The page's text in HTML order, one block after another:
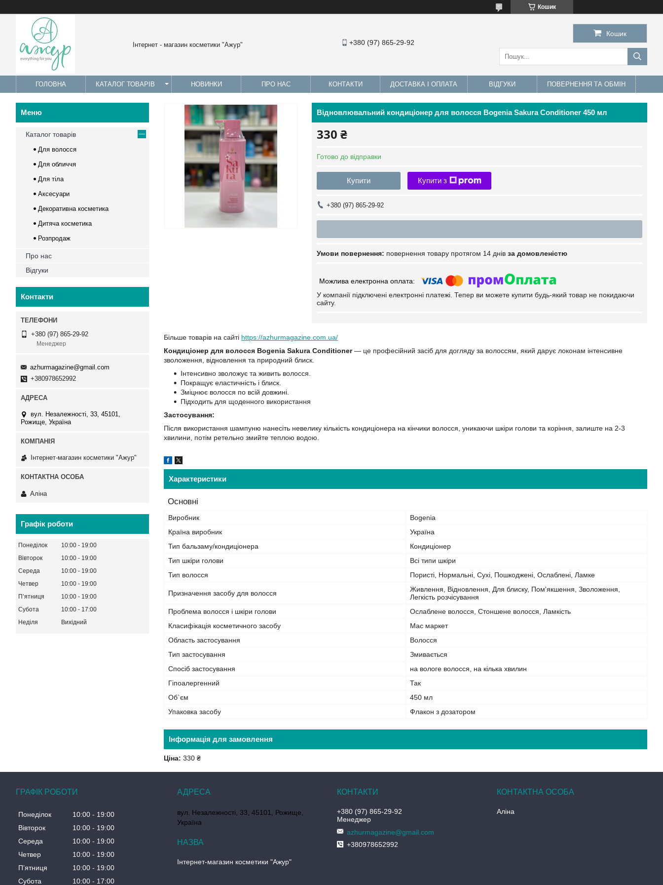
Кошик
Інтернет - магазин косметики "Ажур" +380 (97) 865-29-92
Кошик
ГОЛОВНА КАТАЛОГ ТОВАРІВ НОВИНКИ ПРО НАС КОНТАКТИ ДОСТАВКА І ОПЛАТА ВІДГУКИ ПОВЕРНЕННЯ ТА ОБМІН
Відновлювальний кондиціонер для волосся Bogenia Sakura Сonditioner 450 мл
330 ₴
Готово до відправки
Купити Купити з
+380 (97) 865-29-92
повернення товару протягом 14 днів за домовленістю
У компанії підключені електронні платежі. Тепер ви можете купити будь-який товар не покидаючи
сайту.
Більше товарів на сайті https://azhurmagazine.com.ua/
Кондиціонер для волосся Bogenia Sakura Conditioner— це професійний засіб для догляду за волоссям, який дарує локонам інтенсивне
зволоження, відновлення та природний блиск.
Інтенсивно зволожує та живить волосся.
Покращує еластичність і блиск.
Зміцнює волосся по всій довжині.
Підходить для щоденного використання
Застосування:
Після використання шампуню нанесіть невелику кількість кондиціонера на кінчики волосся, уникаючи шкіри голови та коріння, залиште на 2-3
хвилини, потім ретельно змийте теплою водою.
Характеристики
Основні
Виробник
Bogenia
Країна виробник
Україна
Тип бальзаму/кондиціонера
Кондиціонер
Тип шкіри голови
Всі типи шкіри
Тип волосся
Пористі, Нормальні, Сухі, Пошкоджені, Ослаблені, Ламке
Призначення засобу для волосся
Живлення, Відновлення, Для блиску, Пом'якшення, Зволоження,
Легкість розчісування
Проблема волосся і шкіри голови
Ослаблене волосся, Стоншене волосся, Ламкість
Класифікація косметичного засобу
Мас маркет
Область застосування
Волосся
Тип застосування
Змивається
Спосіб застосування
на вологе волосся, на кілька хвилин
Гіпоалергенний
Так
Об`єм
450 мл
Упаковка засобу
Флакон з дозатором
Інформація для замовлення
Ціна: 330 ₴
Каталог товарів
Для волосся
Для обличчя
Для тіла
Аксесуари
Декоративна косметика
Дитяча косметика
Розпродаж
Про нас
Відгуки
Контакти
+380 (97) 865-29-92
Менеджер
azhurmagazine@gmail.com
+380978652992
вул. Незалежності, 33, 45101,
Рожище, Україна
Інтернет-магазин косметики "Ажур"
Аліна
Графік роботи
Понеділок 10:00
19:00
Вівторок
10:00
19:00
Середа
10:00
19:00
Четвер
10:00
19:00
Пʼятниця
10:00
19:00
Субота
10:00
17:00
Неділя
Вихідний
ГРАФІК РОБОТИ
Понеділок 10:00
19:00
Вівторок
10:00
19:00
Середа
10:00
19:00
Четвер
10:00
19:00
Пʼятниця
10:00
19:00
Субота
10:00 17:00
вул. Незалежності, 33, 45101, Рожище,
Україна
Інтернет-магазин косметики "Ажур"
+380 (97) 865-29-92
Менеджер
azhurmagazine@gmail.com
+380978652992
Аліна